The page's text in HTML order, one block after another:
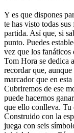
Y es que dispones
te has visto todas
partida. Así que, si
punto. Puedes
vez que los fanáticos
Tom Hora se dedica
recordar que,
marcador que en esta
Cubriremos de ese
puede hacernos
que ello conlleva. Tu
Construido con la
juega con seis